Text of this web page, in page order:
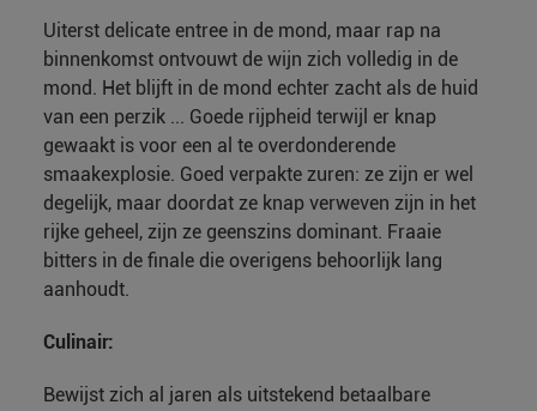
Uiterst delicate entree in de mond, maar rap na
binnenkomst ontvouwt de wijn zich volledig in de
mond. Het blijft in de mond echter zacht als de huid
van een perzik ... Goede rijpheid terwijl er knap
gewaakt is voor een al te overdonderende
smaakexplosie. Goed verpakte zuren: ze zijn er wel
degelijk, maar doordat ze knap verweven zijn in het
rijke geheel, zijn ze geenszins dominant. Fraaie
bitters in de finale die overigens behoorlijk lang
aanhoudt.
Culinair:
Bewijst zich al jaren als uitstekend betaalbare